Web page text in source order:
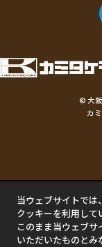
© 大
カ
当ウェブサイトでは
クッキーを利用して
このまま当ウェブ
いただいたものとみ